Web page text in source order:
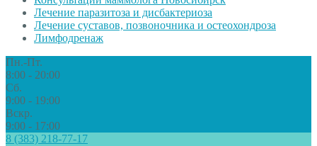
Лечение паразитоза и дисбактериоза
Лечение суставов, позвоночника и остеохондроза
Лимфодренаж
Пн.-Пт.
8:00 - 20:00
Сб.
9:00 - 19:00
Вскр.
9:00 - 17:00
8 (383) 218-77-17